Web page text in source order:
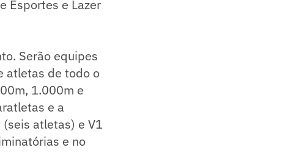
Esportes e Lazer
Serão equipes
atletas de todo o
1.000m e
e a
atletas) e V1
e no